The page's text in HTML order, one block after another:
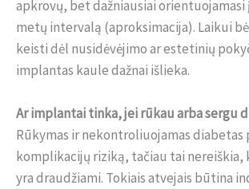
apkrovų, bet dažniausiai orientuojamasi
metų intervalą (aproksimacija). Laikui
keisti dėl nusidėvėjimo ar estetinių
implantas kaule dažnai išlieka.
Ar implantai tinka, jei rūkau arba sergu
Rūkymas ir nekontroliuojamas diabetas
komplikacijų riziką, tačiau tai nereiškia,
yra draudžiami. Tokiais atvejais būtina